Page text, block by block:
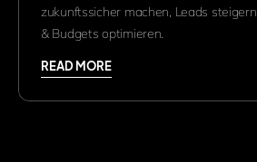
zukunftssicher machen, Leads steigern
& Budgets optimieren.
READ MORE